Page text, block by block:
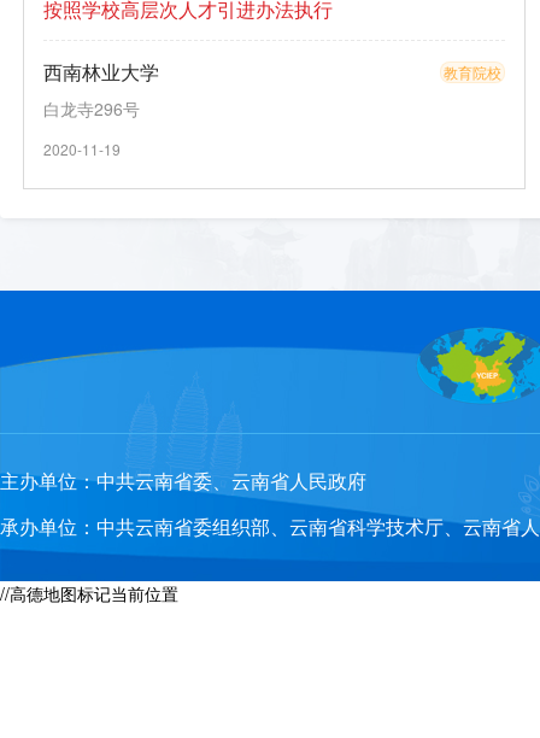
按照学校高层次人才引进办法执行
西南林业大学 教育院校
白龙寺296号
2020-11-19
主办单位：中共云南省委、云南省人民政府
承办单位： 中共云南省委组织部、云南省科学技术厅、云南省
//高德地图标记当前位置